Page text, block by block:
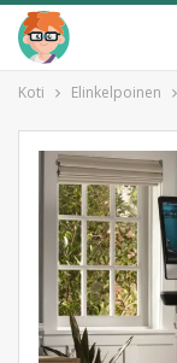
Koti Elinkelpoinen